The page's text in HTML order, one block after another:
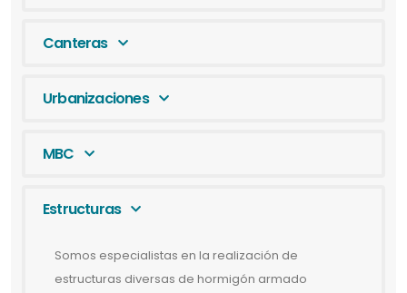
Canteras
Urbanizaciones
MBC
Estructuras
Somos especialistas en la realización de
estructuras diversas de hormigón armado